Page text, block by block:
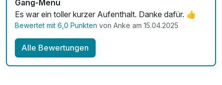
Gang-Menü
Es war ein toller kurzer Aufenthalt. Danke dafür. 👍
Bewertet mit 6,0 Punkten von Anke am 15.04.2025
Alle Bewertungen